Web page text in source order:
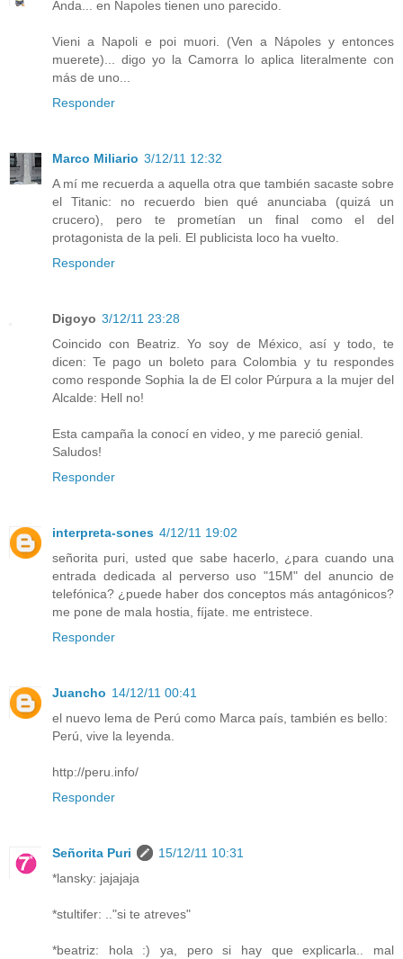
Anda... en Napoles tienen uno parecido.
Vieni a Napoli e poi muori. (Ven a Nápoles y entonces
muerete)... digo yo la Camorra lo aplica literalmente con
más de uno...
Responder
Marco Miliario 3/12/11 12:32
A mí me recuerda a aquella otra que también sacaste sobre
el Titanic: no recuerdo bien qué anunciaba (quizá un
crucero), pero te prometían un final como el del
protagonista de la peli. El publicista loco ha vuelto.
Responder
Digoyo 3/12/11 23:28
Coincido con Beatriz. Yo soy de México, así y todo, te
dicen: Te pago un boleto para Colombia y tu respondes
como responde Sophia la de El color Púrpura a la mujer del
Alcalde: Hell no!
Esta campaña la conocí en video, y me pareció genial.
Saludos!
Responder
interpreta-sones 4/12/11 19:02
señorita puri, usted que sabe hacerlo, ¿para cuando una
entrada dedicada al perverso uso "15M" del anuncio de
telefónica? ¿puede haber dos conceptos más antagónicos?
me pone de mala hostia, fíjate. me entristece.
Responder
Juancho 14/12/11 00:41
el nuevo lema de Perú como Marca país, también es bello:
Perú, vive la leyenda.
http://peru.info/
Responder
Señorita Puri
15/12/11 10:31
*lansky: jajajaja
*stultifer: .."si te atreves"
*beatriz: hola :) ya, pero si hay que explicarla.. mal